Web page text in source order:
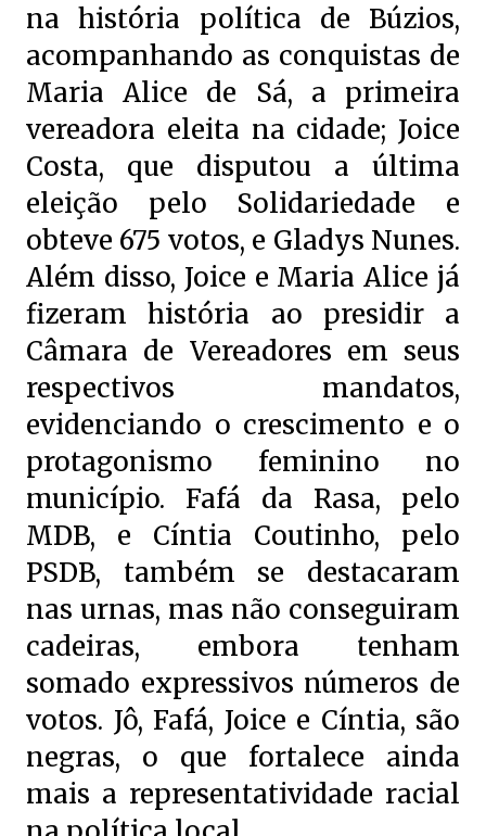
na história política de Búzios,
acompanhando as conquistas de
Maria Alice de Sá, a primeira
vereadora eleita na cidade; Joice
Costa, que disputou a última
eleição pelo Solidariedade e
obteve 675 votos, e Gladys Nunes.
Além disso, Joice e Maria Alice já
fizeram história ao presidir a
Câmara de Vereadores em seus
respectivos mandatos,
evidenciando o crescimento e o
protagonismo feminino no
município. Fafá da Rasa, pelo
MDB, e Cíntia Coutinho, pelo
PSDB, também se destacaram
nas urnas, mas não conseguiram
cadeiras, embora tenham
somado expressivos números de
votos. Jô, Fafá, Joice e Cíntia, são
negras, o que fortalece ainda
mais a representatividade racial